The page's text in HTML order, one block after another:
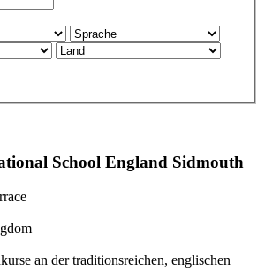
School England Sidmouth
an der traditionsreichen, englischen